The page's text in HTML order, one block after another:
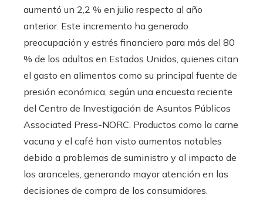
aumentó un 2,2 % en julio respecto al año
anterior. Este incremento ha generado
preocupación y estrés financiero para más del 80
% de los adultos en Estados Unidos, quienes citan
el gasto en alimentos como su principal fuente de
presión económica, según una encuesta reciente
del Centro de Investigación de Asuntos Públicos
Associated Press-NORC. Productos como la carne
vacuna y el café han visto aumentos notables
debido a problemas de suministro y al impacto de
los aranceles, generando mayor atención en las
decisiones de compra de los consumidores.